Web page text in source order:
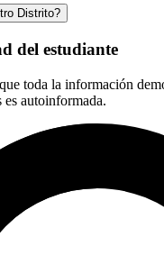
Distrito?
del estudiante
toda la información
es autoinformada.